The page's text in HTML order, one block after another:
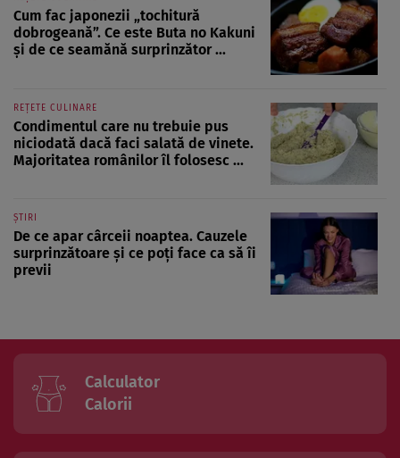
Cum fac japonezii „tochitură
dobrogeană”. Ce este Buta no Kakuni
și de ce seamănă surprinzător ...
REȚETE CULINARE
Condimentul care nu trebuie pus
niciodată dacă faci salată de vinete.
Majoritatea românilor îl folosesc ...
ȘTIRI
De ce apar cârceii noaptea. Cauzele
surprinzătoare și ce poți face ca să îi
previi
Calculator
Calorii